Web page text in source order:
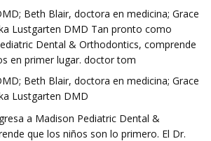
Beth Blair, doctora en medicina; Grace
Lustgarten DMD Tan pronto como
Dental & Orthodontics, comprende
en primer lugar. doctor tom
Beth Blair, doctora en medicina; Grace
Lustgarten DMD
a Madison Pediatric Dental &
que los niños son lo primero. El Dr.